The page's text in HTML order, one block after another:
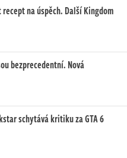
na úspěch. Další Kingdom
bezprecedentní. Nová
schytává kritiku za GTA 6